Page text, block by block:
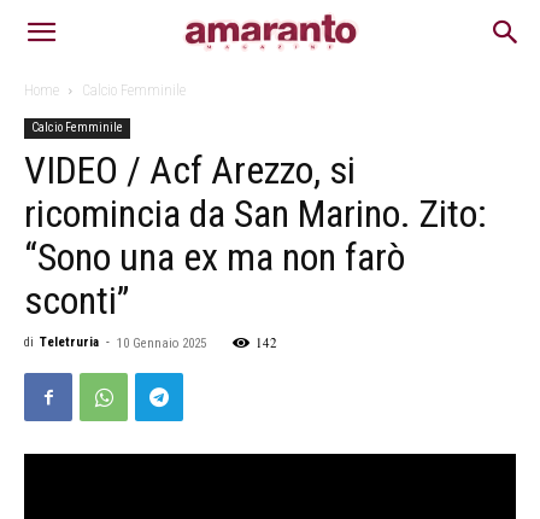
Home Calcio Femminile
Calcio Femminile
VIDEO / Acf Arezzo, si
ricomincia da San Marino. Zito:
“Sono una ex ma non farò
sconti”
di Teletruria - 10 Gennaio 2025 142